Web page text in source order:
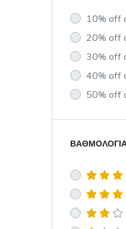
10% off
20% off
30% off
40% off
50% off